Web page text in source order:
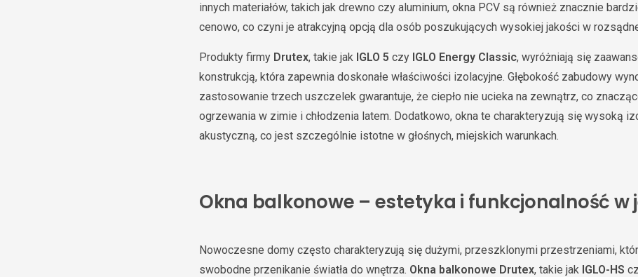
innych materiałów, takich jak drewno czy aluminium, okna PCV są również znacznie
cenowo, co czyni je atrakcyjną opcją dla osób poszukujących wysokiej jakości w
Produkty firmy Drutex, takie jak IGLO 5 czy IGLO Energy Classic, wyróżniają się
konstrukcją, która zapewnia doskonałe właściwości izolacyjne. Głębokość zabudowy
zastosowanie trzech uszczelek gwarantuje, że ciepło nie ucieka na zewnątrz, co
ogrzewania w zimie i chłodzenia latem. Dodatkowo, okna te charakteryzują się wysoką
akustyczną, co jest szczególnie istotne w głośnych, miejskich warunkach.
Okna balkonowe – estetyka i funkcjonalność w
Nowoczesne domy często charakteryzują się dużymi, przeszklonymi przestrzeniami,
swobodne przenikanie światła do wnętrza. Okna balkonowe Drutex, takie jak IGLO-HS